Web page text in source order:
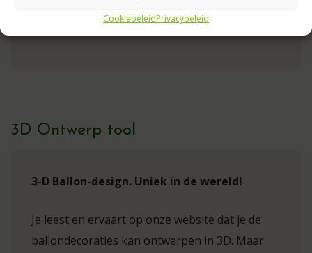
CookiebeleidPrivacybeleid
halen wij gratis weer op.
3D Ontwerp tool
3-D Ballon-design. Uniek in de wereld!
Je leest en ervaart op onze website dat je de
ballondecoraties kan ontwerpen in 3D. Maar